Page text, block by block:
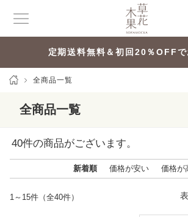
定期送料無料＆初回20％OFF
全商品一覧
全商品一覧
40件の商品がございます。
新着順 価格が安い 価格が
1～15件（全40件）